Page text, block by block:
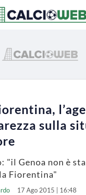
sulla
"il Genoa non è
Fiorentina"
17 Ago 2015 | 16:48